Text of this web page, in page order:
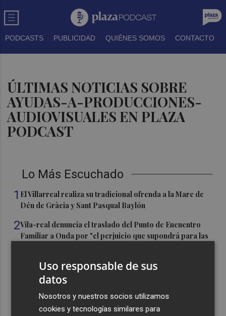
PODCASTS PUBLICIDAD QUIÉNES SOMOS CONTACTO
ÚLTIMAS NOTICIAS SOBRE
AYUDAS-A-PRODUCCIONES-
AUDIOVISUALES EN PLAZA
PODCAST
Lo Más Escuchado
1 El Villarreal realiza su tradicional ofrenda a la Mare de
Déu de Gràcia y Sant Pasqual Baylón
2Vila-real denuncia el traslado del Punto de Encuentro
Familiar a Onda por "el perjuicio que supondrá para las
Oropesa ultima los preparativos para el eclipse total de
Sol y habilita cuatro puntos informativos
Castelló refuerza su comercio: inyectan 800.000 euros
para la nueva campaña de bonos comerciales
Uso responsable de sus
datos
Nosotros y nuestros socios utilizamos
cookies y tecnologías similares para